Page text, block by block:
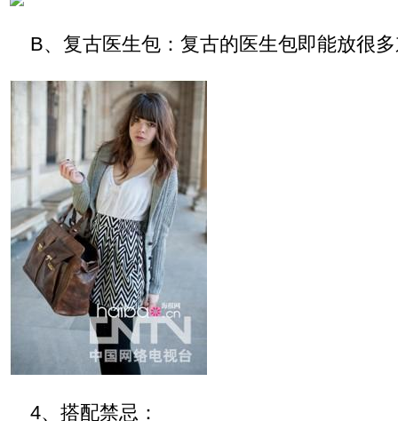
B、复古医生包：复古的医生包即能放很
4、搭配禁忌：